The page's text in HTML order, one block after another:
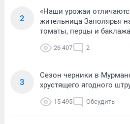
2
«Наши урожаи
жительница Заполярья
томаты, перцы и
26 407 2
3
Сезон черники в
хрустящего ягодного
15 495 Обсудить